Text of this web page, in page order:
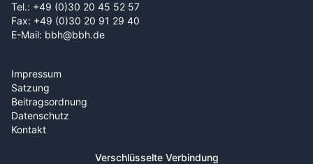
Tel.: +49 (0)30 20 45 52 57
Fax: +49 (0)30 20 91 29 40
E-Mail: bbh@bbh.de
Impressum
Satzung
Beitragsordnung
Datenschutz
Kontakt
Verschlüsselte Verbindung